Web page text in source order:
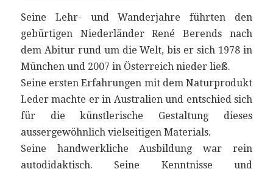
Seine Lehr- und Wanderjahre führten den
gebürtigen Niederländer René Berends nach
dem Abitur rund um die Welt, bis er sich 1978 in
München und 2007 in Österreich nieder ließ.
Seine ersten Erfahrungen mit dem Naturprodukt
Leder machte er in Australien und entschied sich
für die künstlerische Gestaltung dieses
aussergewöhnlich vielseitigen Materials.
Seine handwerkliche Ausbildung war rein
autodidaktisch. Seine Kenntnisse und